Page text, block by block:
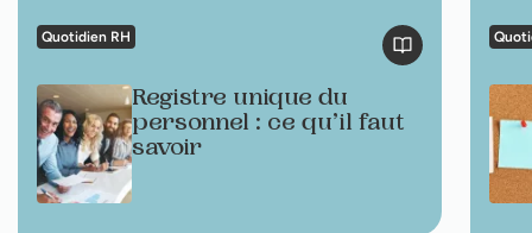
Quotidien RH
Registre unique du
personnel : ce qu’il faut
savoir